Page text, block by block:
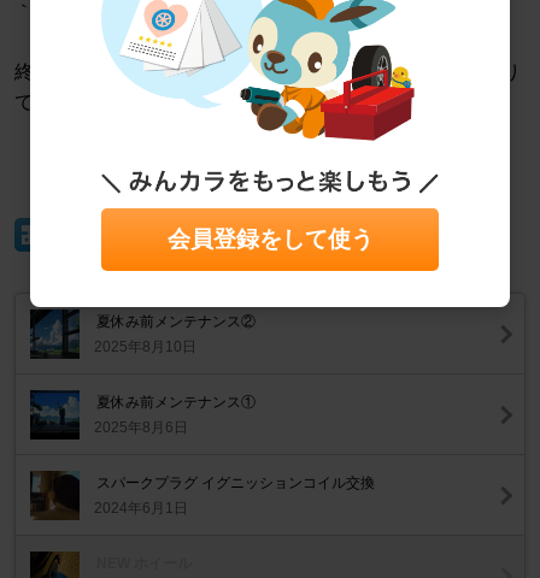
｀)
終わり良ければ全て良し。2023年はこのような締めくくり
で幕を閉じました😊
夏休み前メンテナンス②
2025年8月10日
夏休み前メンテナンス①
2025年8月6日
スパークプラグ イグニッションコイル交換
2024年6月1日
会員登録をして使う